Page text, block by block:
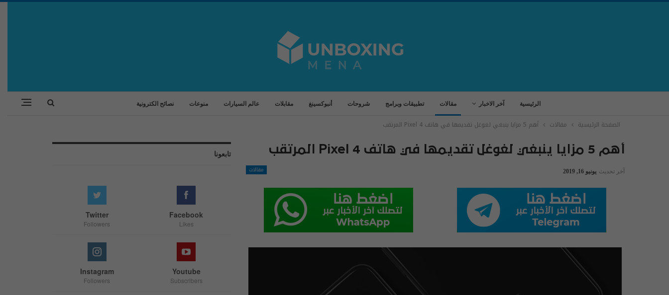
الرئيسية آخر الاخبار مقالات تطبيقات وبرامج شروحات أنبوكسينغ مقابلات عالم السيارات منوعات نصائح الكترونية
الصفحة الرئيسية مقالات أهم 5 مزايا ينبغي لغوغل تقديمها في هاتف Pixel 4 المرتقب
أهم 5 مزايا ينبغي لغوغل تقديمها في هاتف Pixel 4 المرتقب
مقالات آخر تحديث يونيو 16, 2019
تابعونا
Facebook
Likes
Twitter
Followers
Youtube
Subscribers
Instagram
Followers